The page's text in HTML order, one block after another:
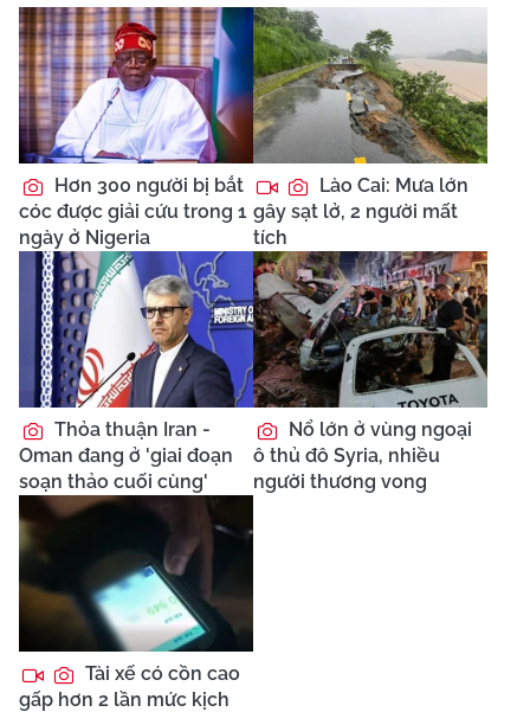
Hơn 300 người bị bắt
cóc được giải cứu trong 1
ngày ở Nigeria
Lào Cai: Mưa lớn
gây sạt lở, 2 người mất
tích
Thỏa thuận Iran -
Oman đang ở 'giai đoạn
soạn thảo cuối cùng'
Nổ lớn ở vùng ngoại
ô thủ đô Syria, nhiều
người thương vong
Tài xế có cồn cao
gấp hơn 2 lần mức kịch